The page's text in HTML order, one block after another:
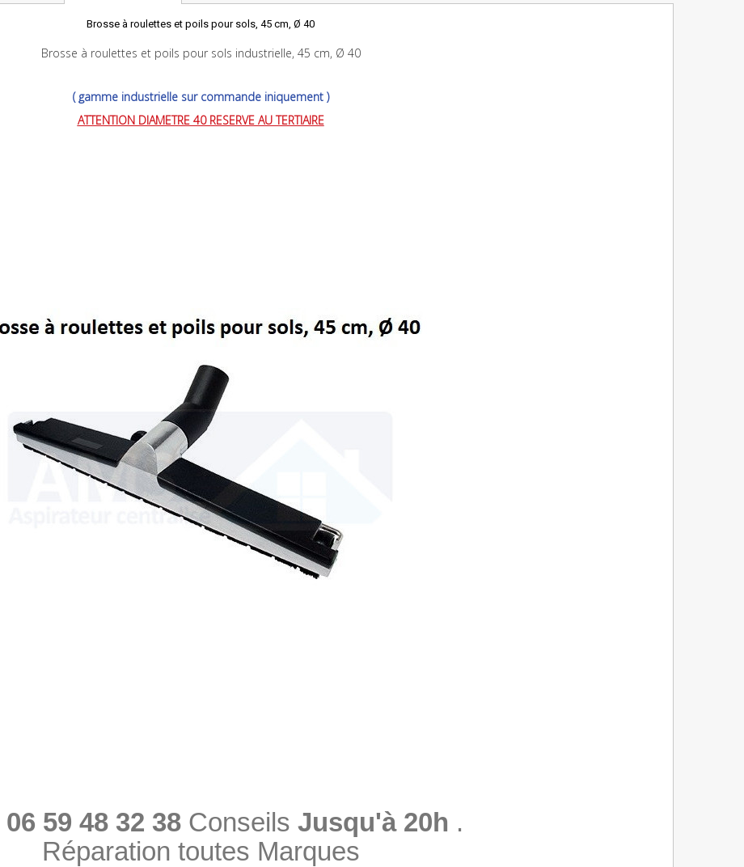
Brosse à roulettes et poils pour sols, 45 cm, Ø 40
Brosse à roulettes et poils pour sols industrielle, 45 cm, Ø 40
( gamme industriellesur commande iniquement )
ATTENTION DIAMETRE 40 RESERVE AU TERTIAIRE
06 59 48 32 38Conseils Jusqu'à 20h .
Réparation toutes Marques